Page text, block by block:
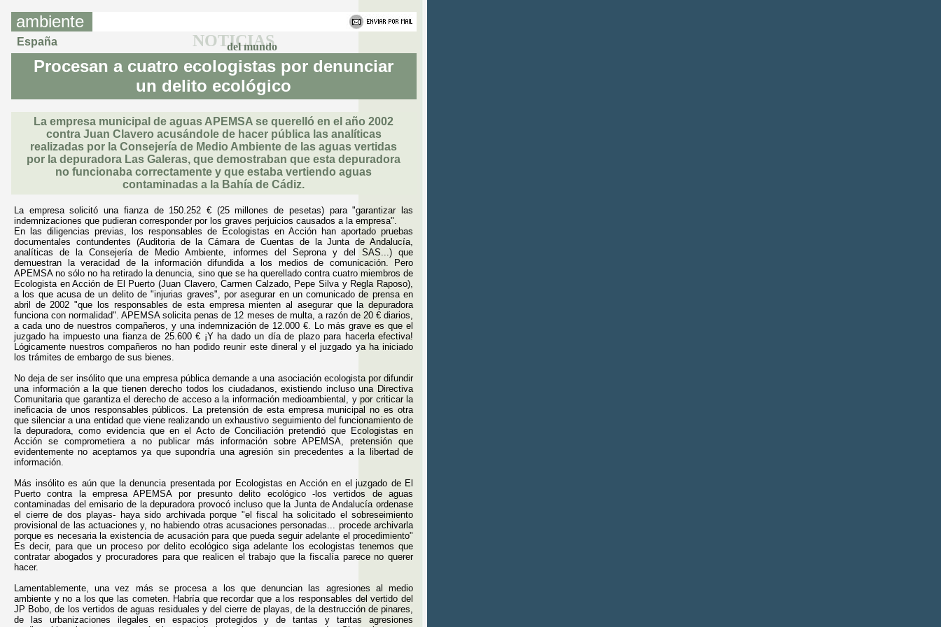
ambiente
España NOTICIAS
del mundo
Procesan a cuatro ecologistas por denunciar
un delito ecológico
La empresa municipal de aguas APEMSA se querelló en el año 2002
contra Juan Clavero acusándole de hacer pública las analíticas
realizadas por la Consejería de Medio Ambiente de las aguas vertidas
por la depuradora Las Galeras, que demostraban que esta depuradora
no funcionaba correctamente y que estaba vertiendo aguas
contaminadas a la Bahía de Cádiz.
La empresa solicitó una fianza de 150.252 € (25 millones de pesetas) para "garantizar las
indemnizaciones que pudieran corresponder por los graves perjuicios causados a la empresa".
En las diligencias previas, los responsables de Ecologistas en Acción han aportado pruebas
documentales contundentes (Auditoria de la Cámara de Cuentas de la Junta de Andalucía,
analíticas de la Consejería de Medio Ambiente, informes del Seprona y del SAS...) que
demuestran la veracidad de la información difundida a los medios de comunicación. Pero
APEMSA no sólo no ha retirado la denuncia, sino que se ha querellado contra cuatro miembros de
Ecologista en Acción de El Puerto (Juan Clavero, Carmen Calzado, Pepe Silva y Regla Raposo),
a los que acusa de un delito de "injurias graves", por asegurar en un comunicado de prensa en
abril de 2002 "que los responsables de esta empresa mienten al asegurar que la depuradora
funciona con normalidad". APEMSA solicita penas de 12 meses de multa, a razón de 20 € diarios,
a cada uno de nuestros compañeros, y una indemnización de 12.000 €. Lo más grave es que el
juzgado ha impuesto una fianza de 25.600 € ¡Y ha dado un día de plazo para hacerla efectiva!
Lógicamente nuestros compañeros no han podido reunir este dineral y el juzgado ya ha iniciado
los trámites de embargo de sus bienes.
No deja de ser insólito que una empresa pública demande a una asociación ecologista por difundir
una información a la que tienen derecho todos los ciudadanos, existiendo incluso una Directiva
Comunitaria que garantiza el derecho de acceso a la información medioambiental, y por criticar la
ineficacia de unos responsables públicos. La pretensión de esta empresa municipal no es otra
que silenciar a una entidad que viene realizando un exhaustivo seguimiento del funcionamiento de
la depuradora, como evidencia que en el Acto de Conciliación pretendió que Ecologistas en
Acción se comprometiera a no publicar más información sobre APEMSA, pretensión que
evidentemente no aceptamos ya que supondría una agresión sin precedentes a la libertad de
información.
Más insólito es aún que la denuncia presentada por Ecologistas en Acción en el juzgado de El
Puerto contra la empresa APEMSA por presunto delito ecológico -los vertidos de aguas
contaminadas del emisario de la depuradora provocó incluso que la Junta de Andalucía ordenase
el cierre de dos playas- haya sido archivada porque "el fiscal ha solicitado el sobreseimiento
provisional de las actuaciones y, no habiendo otras acusaciones personadas... procede archivarla
porque es necesaria la existencia de acusación para que pueda seguir adelante el procedimiento"
Es decir, para que un proceso por delito ecológico siga adelante los ecologistas tenemos que
contratar abogados y procuradores para que realicen el trabajo que la fiscalía parece no querer
hacer.
Lamentablemente, una vez más se procesa a los que denuncian las agresiones al medio
ambiente y no a los que las cometen. Habría que recordar que a los responsables del vertido del
JP Bobo, de los vertidos de aguas residuales y del cierre de playas, de la destrucción de pinares,
de las urbanizaciones ilegales en espacios protegidos y de tantas y tantas agresiones